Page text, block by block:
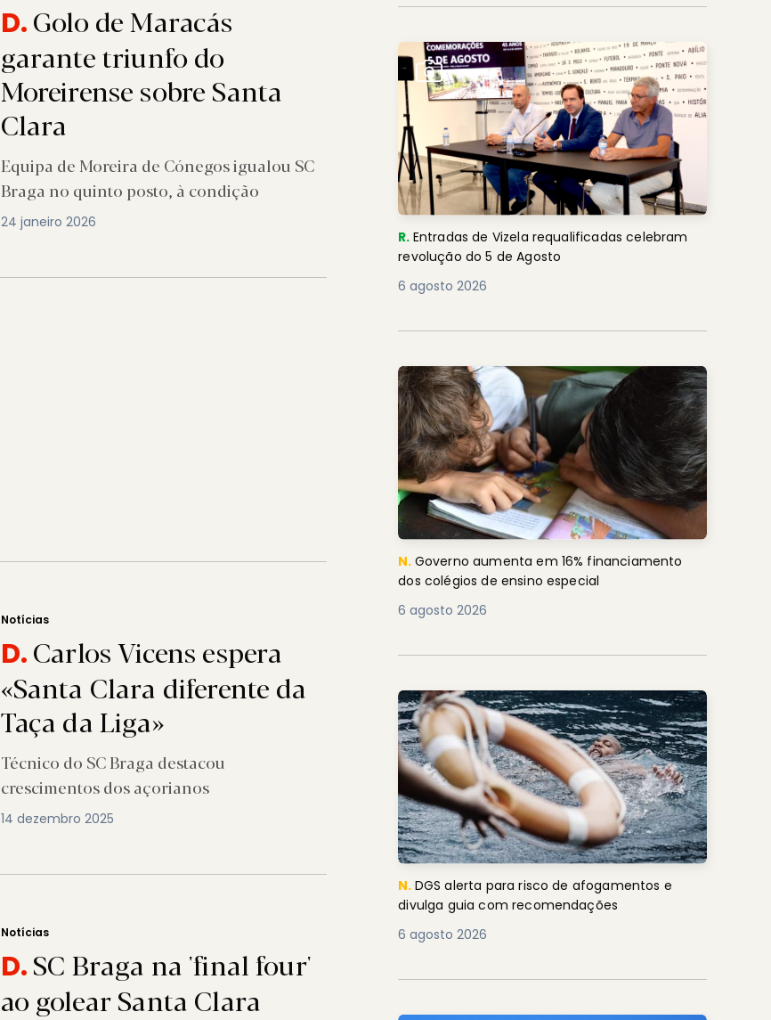
D.Golo de Maracás
garante triunfo do
Moreirense sobre Santa
Clara
Equipa de Moreira de Cónegos igualou SC
Braga no quinto posto, à condição
24 janeiro 2026
Notícias
D.Carlos Vicens espera
«Santa Clara diferente da
Taça da Liga»
Técnico do SC Braga destacou
crescimentos dos açorianos
14 dezembro 2025
Notícias
D.SC Braga na 'final four'
ao golear Santa Clara
R. Entradas de Vizela requalificadas celebram
revolução do 5 de Agosto
6 agosto 2026
N. Governo aumenta em 16% financiamento
dos colégios de ensino especial
6 agosto 2026
N. DGS alerta para risco de afogamentos e
divulga guia com recomendações
6 agosto 2026